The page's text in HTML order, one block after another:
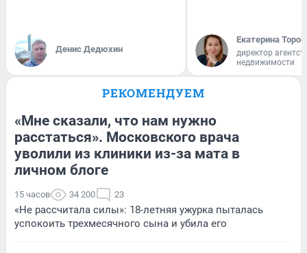
Денис Дедюхин
Екатерина
директор
недвижимости
РЕКОМЕНДУЕМ
«Мне сказали, что нам нужно
расстаться». Московского врача
уволили из клиники из-за мата в
личном блоге
15 часов 34 200 23
«Не рассчитала силы»: 18-летняя ужурка пыталась
успокоить трехмесячного сына и убила его